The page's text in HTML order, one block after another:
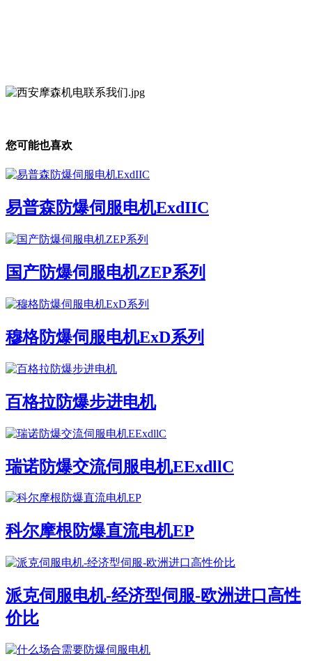
您可能也喜欢
易普森防爆伺服电机ExdIIC
国产防爆伺服电机ZEP系列
穆格防爆伺服电机ExD系列
百格拉防爆步进电机
瑞诺防爆交流伺服电机EExdllC
科尔摩根防爆直流电机EP
派克伺服电机-经济型伺服-欧洲进口高性
价比